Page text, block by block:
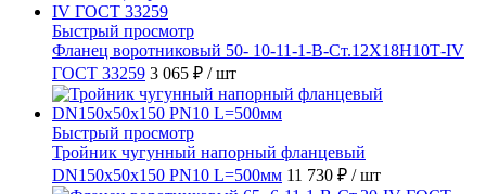
Быстрый просмотр
Фланец воротниковый 50- 10-11-1-B-Ст.12Х18Н10Т-IV
ГОСТ 33259 3 065 ₽ / шт
Быстрый просмотр
Тройник чугунный напорный фланцевый
DN150х50х150 PN10 L=500мм 11 730 ₽ / шт